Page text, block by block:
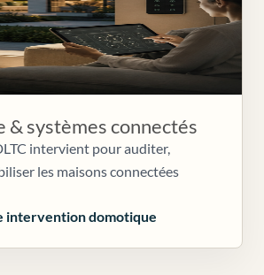
& systèmes connectés
intervient pour auditer,
les maisons connectées
intervention domotique